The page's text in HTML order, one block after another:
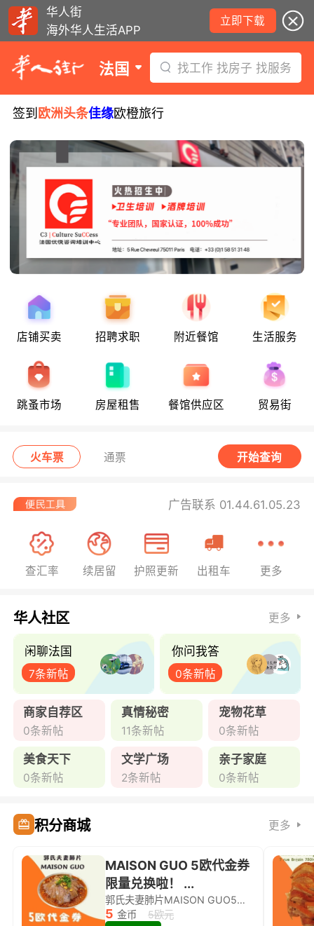
华人街
海外华人生活APP
立即下载
法国 找工作 找房子 找服务
签到 欧洲头条佳缘欧橙旅行
店铺买卖 招聘求职 附近餐馆 生活服务
跳蚤市场 房屋租售 餐馆供应区 贸易街
火车票 通票 开始查询
广告联系 01.44.61.05.23
查汇率 续居留 护照更新 出租车 更多
华人社区 更多
闲聊法国
7条新帖
你问我答
0条新帖
商家自荐区
0条新帖
真情秘密
11条新帖
宠物花草
0条新帖
美食天下
0条新帖
文学广场
2条新帖
亲子家庭
0条新帖
积分商城 更多
MAISON GUO 5欧代金券
限量兑换啦！ ...
郭氏夫妻肺片MAISON GUO5欧代金券限量兑换啦！
5 金币
5欧元